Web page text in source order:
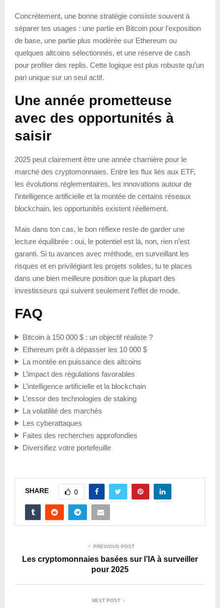
Concrètement, une bonne stratégie consiste souvent à
séparer tes usages : une partie en Bitcoin pour l’exposition
de base, une partie plus modérée sur Ethereum ou
quelques altcoins sélectionnés, et une réserve de cash
pour profiter des replis. Cette logique est plus robuste qu’un
pari unique sur un seul actif.
Une année prometteuse
avec des opportunités à
saisir
2025 peut clairement être une année charnière pour le
marché des cryptomonnaies. Entre les flux liés aux ETF,
les évolutions réglementaires, les innovations autour de
l’intelligence artificielle et la montée de certains réseaux
blockchain, les opportunités existent réellement.
Mais dans ton cas, le bon réflexe reste de garder une
lecture équilibrée : oui, le potentiel est là, non, rien n’est
garanti. Si tu avances avec méthode, en surveillant les
risques et en privilégiant les projets solides, tu te places
dans une bien meilleure position que la plupart des
investisseurs qui suivent seulement l’effet de mode.
FAQ
Bitcoin à 150 000 $ : un objectif réaliste ?
Ethereum prêt à dépasser les 10 000 $
La montée en puissance des altcoins
L’impact des régulations favorables
L’intelligence artificielle et la blockchain
L’essor des technologies de staking
La volatilité des marchés
Les cyberattaques
Faites des recherches approfondies
Diversifiez votre portefeuille
SHARE 0
PREVIOUS POST
Les cryptomonnaies basées sur l’IA à surveiller
pour 2025
NEXT POST